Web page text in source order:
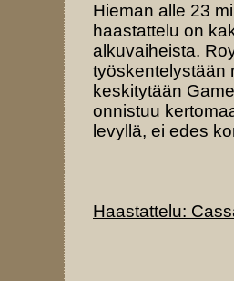
Hieman alle 23
haastattelu on
alkuvaiheista.
työskentelystään
keskitytään
onnistuu
levyllä, ei edes
Haastattelu: